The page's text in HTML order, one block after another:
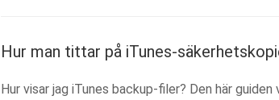
Hur man tittar på iTunes-
Hur visar jag iTunes backup-filer? Den här